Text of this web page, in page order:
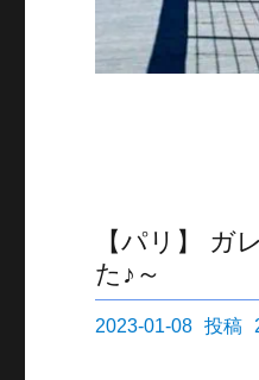
【パリ】 ガ
た♪～
投
2023-01-08